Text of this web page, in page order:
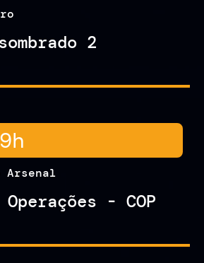
2
Arsenal
- COP